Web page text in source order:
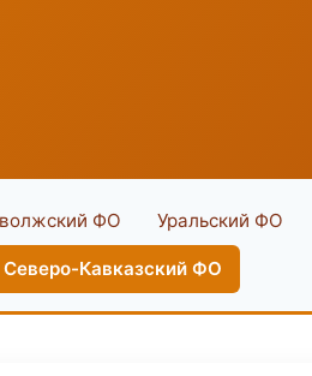
ФО Уральский ФО
Северо-Кавказский ФО